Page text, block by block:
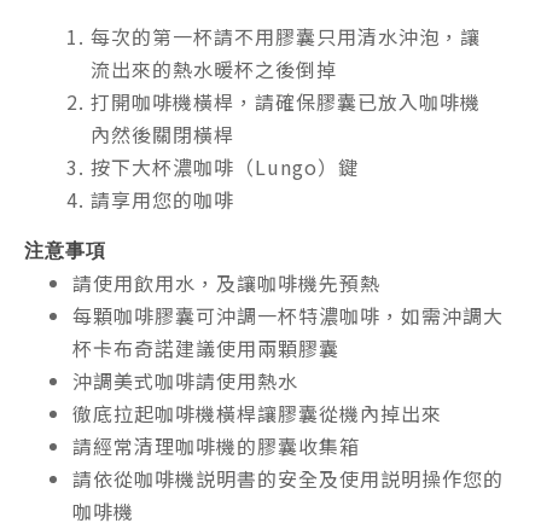
每次的第一杯請不用膠囊只用清水沖泡，讓
流出來的熱水暖杯之後倒掉
打開咖啡機橫桿，請確保膠囊已放入咖啡機
內然後關閉橫桿
按下大杯濃咖啡（Lungo）鍵
請享用您的咖啡
注意事項
請使用飲用水，及讓咖啡機先預熱
每顆咖啡膠囊可沖調一杯特濃咖啡，如需沖調大
杯卡布奇諾建議使用兩顆膠囊
沖調美式咖啡請使用熱水
徹底拉起咖啡機橫桿讓膠囊從機內掉出來
請經常清理咖啡機的膠囊收集箱
請依從咖啡機説明書的安全及使用説明操作您的
咖啡機